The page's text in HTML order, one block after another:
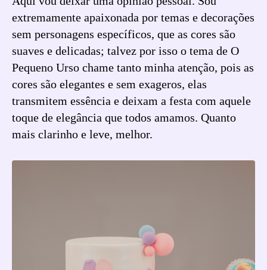
extremamente apaixonada por temas e decorações
sem personagens específicos, que as cores são
suaves e delicadas; talvez por isso o tema de O
Pequeno Urso chame tanto minha atenção, pois as
cores são elegantes e sem exageros, elas
transmitem essência e deixam a festa com aquele
toque de elegância que todos amamos. Quanto
mais clarinho e leve, melhor.